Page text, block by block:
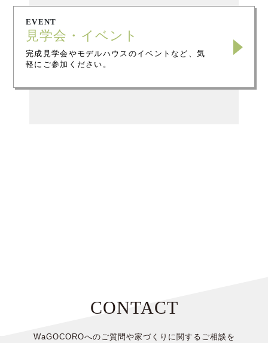
EVENT
見学会・イベント
完成見学会やモデルハウスのイベントなど、気
軽にご参加ください。
CONTACT
WaGOCOROへのご質問や家づくりに関するご相談を